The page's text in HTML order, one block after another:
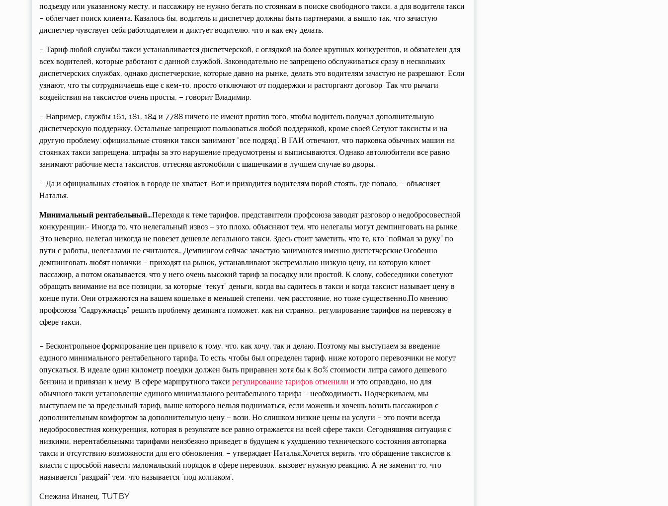
подъезду или указанному месту, и пассажиру не нужно бегать по стоянкам в поиске свободного такси, а для водителя такси
– облегчает поиск клиента. Казалось бы, водитель и диспетчер должны быть партнерами, а вышло так, что зачастую
диспетчер чувствует себя работодателем и диктует водителю, что и как ему делать.
– Тариф любой службы такси устанавливается диспетчерской, с оглядкой на более крупных конкурентов, и обязателен для
всех водителей, которые работают с данной службой. Законодательно не запрещено обслуживаться сразу в нескольких
диспетчерских службах, однако диспетчерские, которые давно на рынке, делать это водителям зачастую не разрешают. Если
узнают, что ты сотрудничаешь еще с кем-то, просто отключают от поддержки и расторгают договор. Так что рычаги
воздействия на таксистов очень просты, – говорит Владимир.
– Например, службы 161, 181, 184 и 7788 ничего не имеют против того, чтобы водитель получал дополнительную
диспетчерскую поддержку. Остальные запрещают пользоваться любой поддержкой, кроме своей.Сетуют таксисты и на
другую проблему: официальные стоянки такси занимают “все подряд”. В ГАИ отвечают, что парковка обычных машин на
стоянках такси запрещена, штрафы за это нарушение предусмотрены и выписываются. Однако автолюбители все равно
занимают рабочие места таксистов, оттесняя автомобили с шашечками в лучшем случае во дворы.
– Да и официальных стоянок в городе не хватает. Вот и приходится водителям порой стоять, где попало, – объясняет
Наталья.
Минимальный рентабельный…Переходя к теме тарифов, представители профсоюза заводят разговор о недобросовестной
конкуренции:- Иногда то, что нелегальный извоз – это плохо, объясняют тем, что нелегалы могут демпинговать на рынке.
Это неверно, нелегал никогда не повезет дешевле легального такси. Здесь стоит заметить, что те, кто “поймал за руку” по
пути с работы, нелегалами не считаются… Демпингом сейчас зачастую занимаются именно диспетчерские.Особенно
демпинговать любят новички – приходят на рынок, устанавливают экстремально низкую цену, на которую клюет
пассажир, а потом оказывается, что у него очень высокий тариф за посадку или простой. К слову, собеседники советуют
обращать внимание на все позиции, за которые “текут” деньги, когда вы садитесь в такси и когда таксист называет цену в
конце пути. Они отражаются на вашем кошельке в меньшей степени, чем расстояние, но тоже существенно.По мнению
профсоюза “Садружнасць” решить проблему демпинга поможет, как ни странно… регулирование тарифов на перевозку в
сфере такси.
– Бесконтрольное формирование цен привело к тому, что, как хочу, так и делаю. Поэтому мы выступаем за введение
единого минимального рентабельного тарифа. То есть, чтобы был определен тариф, ниже которого перевозчики не могут
опускаться. В идеале один километр поездки должен быть приравнен хотя бы к 80% стоимости литра самого дешевого
бензина и привязан к нему. В сфере маршрутного такси регулирование тарифов отменили и это оправдано, но для
обычного такси установление единого минимального рентабельного тарифа – необходимость. Подчеркиваем, мы
выступаем не за предельный тариф, выше которого нельзя подниматься, если можешь и хочешь возить пассажиров с
дополнительным комфортом за дополнительную цену – вози. Но слишком низкие цены на услуги – это почти всегда
недобросовестная конкуренция, которая в результате все равно отражается на всей сфере такси. Сегодняшняя ситуация с
низкими, нерентабельными тарифами неизбежно приведет в будущем к ухудшению технического состояния автопарка
такси и отсутствию возможности для его обновления, – утверждает Наталья.Хочется верить, что обращение таксистов к
власти с просьбой навести маломальский порядок в сфере перевозок, вызовет нужную реакцию. А не заменит то, что
называется “раздрай” тем, что называется “под колпаком”.
Снежана Инанец, TUT.BY